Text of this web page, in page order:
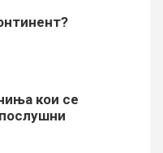
кои се